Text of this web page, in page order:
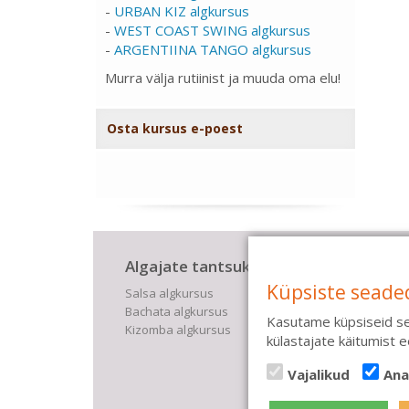
- URBAN KIZ algkursus
- WEST COAST SWING algkursus
- ARGENTIINA TANGO algkursus
Murra välja rutiinist ja muuda oma elu!
Osta kursus e-poest
Algajate tantsukursused
Salsa algkursus
Bachata algkursus
Kizomba algkursus
Küpsiste
Kasutame küpsiseid
külastajate käitumist
Vajalikud